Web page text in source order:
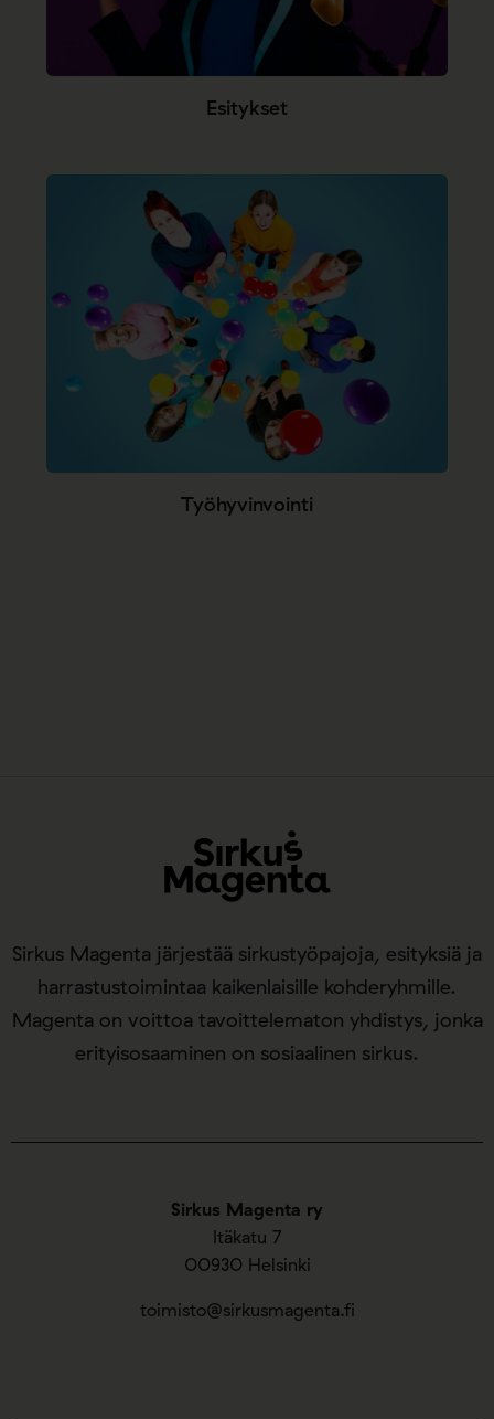
Esitykset
Työhyvinvointi
Sirkus Magenta ry
Itäkatu 7
00930 Helsinki
toimisto@sirkusmagenta.fi
Sirkus Magenta järjestää sirkustyöpajoja, esityksiä ja
harrastustoimintaa kaikenlaisille kohderyhmille.
Magenta on voittoa tavoittelematon yhdistys, jonka
erityisosaaminen on sosiaalinen sirkus.